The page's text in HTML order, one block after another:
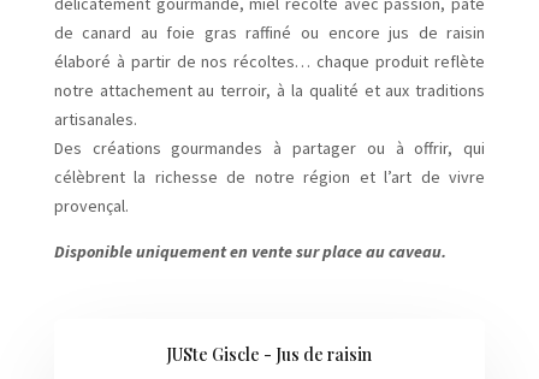
de canard au foie gras raffiné ou encore jus de raisin
élaboré à partir de nos récoltes… chaque produit reflète
notre attachement au terroir, à la qualité et aux traditions
artisanales.
Des créations gourmandes à partager ou à offrir, qui
célèbrent la richesse de notre région et l’art de vivre
provençal.
Disponible uniquement en vente sur place au caveau.
JUSte Giscle - Jus de raisin